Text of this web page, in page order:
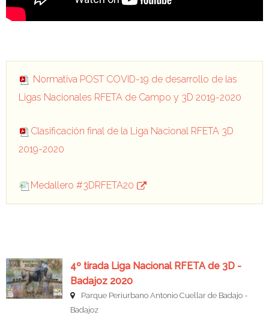
Normativa POST COVID-19 de desarrollo de las
Ligas Nacionales RFETA de Campo y 3D 2019-2020
Clasificación final de la Liga Nacional RFETA 3D
2019-2020
Medallero #3DRFETA20
4º tirada Liga Nacional RFETA de 3D -
Badajoz 2020
Parque Periurbano Antonio Cuellar de Badajo -
Badajoz